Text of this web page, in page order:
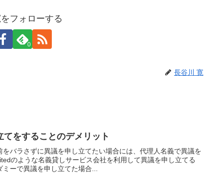
フォローする
0
長谷川 寛
をすることのデメリット
バラさずに異議を申し立てたい場合には、代理人名義で異議を
のような名義貸しサービス会社を利用して異議を申し立てる
ーで異議を申し立てた場合...